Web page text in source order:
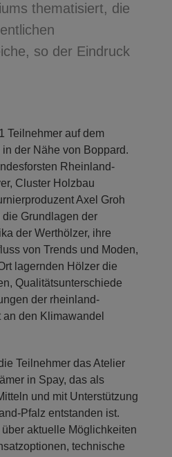
thematisiert, die
so der Eindruck
Teilnehmer auf dem
der Nähe von Boppard.
Rheinland-
Cluster Holzbau
Axel Groh
Grundlagen der
der Werthölzer, ihre
von Trends und Moden,
lagernden Hölzer die
Qualitätsunterschiede
der rheinland-
den Klimawandel
Teilnehmer das Atelier
in Spay, das als
und mit Unterstützung
Pfalz entstanden ist.
aktuelle Möglichkeiten
technische